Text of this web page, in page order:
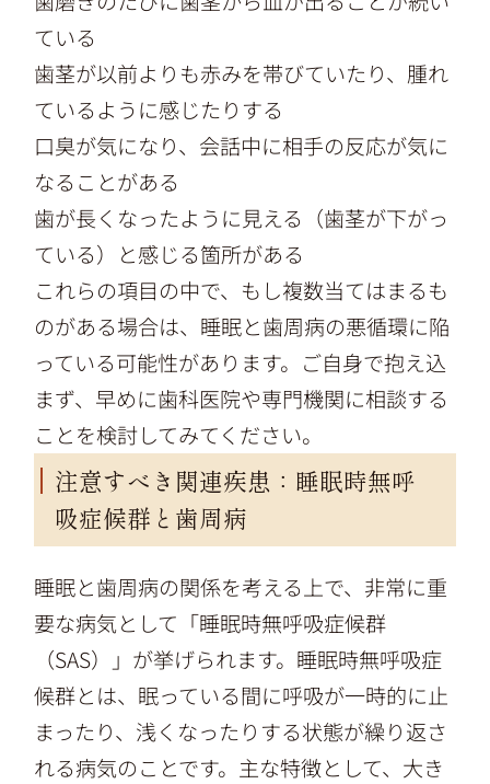
ている
歯茎が以前よりも赤みを帯びていたり、腫れ
ているように感じたりする
口臭が気になり、会話中に相手の反応が気に
なることがある
歯が長くなったように見える（歯茎が下がっ
ている）と感じる箇所がある
これらの項目の中で、もし複数当てはまるも
のがある場合は、睡眠と歯周病の悪循環に陥
っている可能性があります。ご自身で抱え込
まず、早めに歯科医院や専門機関に相談する
ことを検討してみてください。
注意すべき関連疾患：睡眠時無呼
吸症候群と歯周病
睡眠と歯周病の関係を考える上で、非常に重
要な病気として「睡眠時無呼吸症候群
（SAS）」が挙げられます。睡眠時無呼吸症
候群とは、眠っている間に呼吸が一時的に止
まったり、浅くなったりする状態が繰り返さ
れる病気のことです。主な特徴として、大き